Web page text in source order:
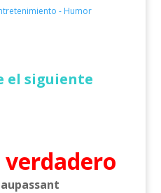
- Humor
el siguiente